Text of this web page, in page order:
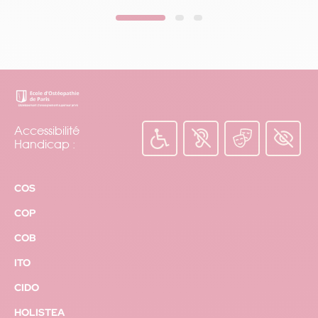
Brochure
Le déroulement d'une consultation ?
Accessibilité
Handicap :
COS
COP
COB
ITO
CIDO
HOLISTEA